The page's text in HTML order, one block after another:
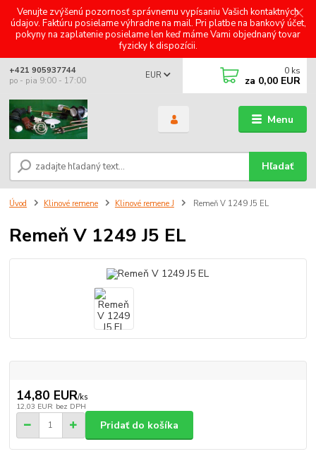
Venujte zvýšenú pozornosť správnemu vypísaniu Vašich kontaktných
údajov. Faktúru posielame výhradne na mail. Pri platbe na bankový účet,
pokyny na zaplatenie posielame len keď máme Vami objednaný tovar
fyzicky k dispozícii.
Menu
EUR
Hľadať
+421 905937744
po - pia 9:00 - 17:00
0 ks
za 0,00 EUR
Úvod Klinové remene Klinové remene J Remeň V 1249 J5 EL
Remeň V 1249 J5 EL
14,80 EUR/ks
12,03 EUR bez DPH
Pridať do košíka